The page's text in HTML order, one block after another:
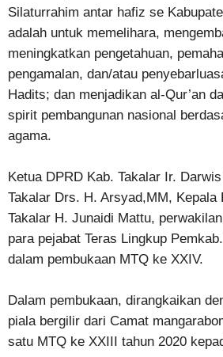
Silaturrahim antar hafiz se
adalah untuk memelihara,
meningkatkan pengetahuan,
pengamalan, dan/atau
Hadits; dan menjadikan al-Qur’an
spirit pembangunan nasional
agama.
Ketua DPRD Kab. Takalar Ir.
Takalar Drs. H. Arsyad,MM, Kepala
Takalar H. Junaidi Mattu,
para pejabat Teras Lingkup
dalam pembukaan MTQ ke XXIV.
Dalam pembukaan, dirangkaikan
piala bergilir dari Camat
satu MTQ ke XXIII tahun 2020